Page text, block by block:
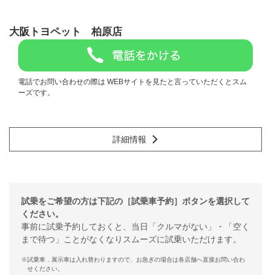
大阪トヨペット 柏原店
電話でお問い合わせの際は WEBサイトを見たと言っていただくとスム
ーズです。
詳細情報
試乗をご希望の方は下記の［試乗車予約］ボタンを選択して
ください。
事前に試乗予約しておくと、当日「クルマがない」・「空く
まで待つ」ことがなくなりスムーズに試乗いただけます。
※試乗車．展示車は入れ替わりますので、お急ぎの場合は各店舗へ直接お問い合わ
せください。